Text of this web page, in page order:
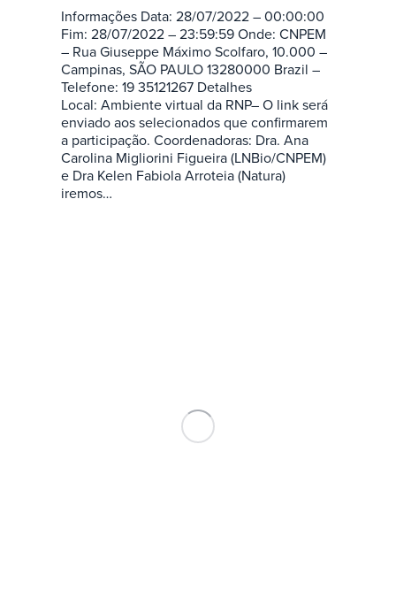
Informações Data: 28/07/2022 – 00:00:00
Fim: 28/07/2022 – 23:59:59 Onde: CNPEM
– Rua Giuseppe Máximo Scolfaro, 10.000 –
Campinas, SÃO PAULO 13280000 Brazil –
Telefone: 19 35121267 Detalhes
Local: Ambiente virtual da RNP– O link será
enviado aos selecionados que confirmarem
a participação. Coordenadoras: Dra. Ana
Carolina Migliorini Figueira (LNBio/CNPEM)
e Dra Kelen Fabiola Arroteia (Natura)
iremos…